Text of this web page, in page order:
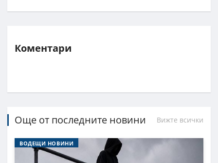
Коментари
Още от последните новини Вижте всички
ВОДЕЩИ НОВИНИ